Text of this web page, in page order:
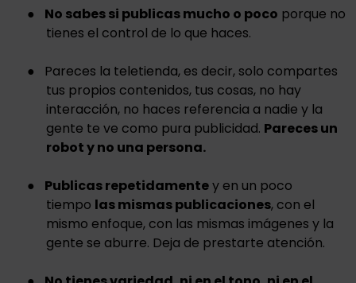
● No sabes si publicas mucho o poco porque no
tienes el control de lo que haces.
●
Pareces la teletienda, es decir, solo compartes
tus propios contenidos, tus cosas, no hay
interacción, no haces referencia a nadie y la
gente te ve como pura publicidad. Pareces un
robot y no una persona.
● Publicas repetidamentey en un poco
tiempo las mismas publicaciones, con el
mismo enfoque, con las mismas imágenes y la
gente se aburre. Deja de prestarte atención.